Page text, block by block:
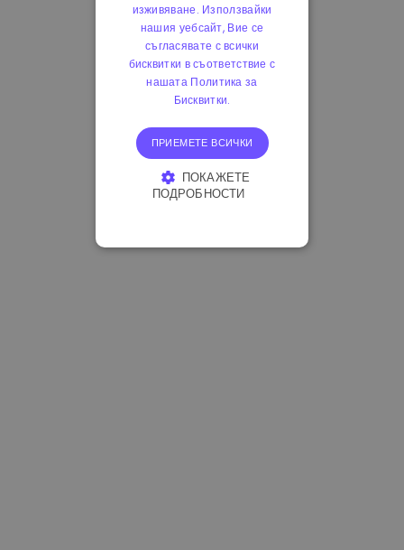
изживяване. Използвайки
нашия уебсайт, Вие се
съгласявате с всички
бисквитки в съответствие с
нашата Политика за
Бисквитки.
ПРИЕМЕТЕ ВСИЧКИ
ПОКАЖЕТЕ
ПОДРОБНОСТИ